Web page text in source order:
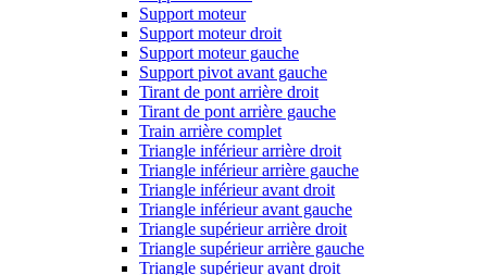
Support moteur
Support moteur droit
Support moteur gauche
Support pivot avant gauche
Tirant de pont arrière droit
Tirant de pont arrière gauche
Train arrière complet
Triangle inférieur arrière droit
Triangle inférieur arrière gauche
Triangle inférieur avant droit
Triangle inférieur avant gauche
Triangle supérieur arrière droit
Triangle supérieur arrière gauche
Triangle supérieur avant droit